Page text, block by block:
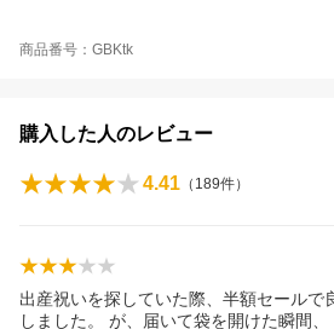
商品番号：GBKtk
購入した人のレビュー
4.41 （ 189件）
出産祝いを探していた際、半額セールで
しました。 が、届いて袋を開けた瞬間